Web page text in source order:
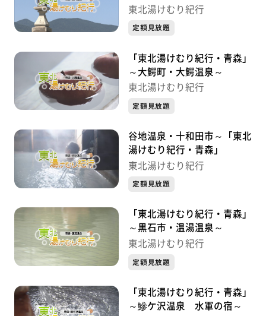
～「東北湯けむり紀行」～
東北湯けむり紀行
定額見放題
「東北湯けむり紀行・青森」
～大鰐町・大鰐温泉～
東北湯けむり紀行
定額見放題
谷地温泉・十和田市～「東北
湯けむり紀行・青森」
東北湯けむり紀行
定額見放題
「東北湯けむり紀行・青森」
～黒石市・温湯温泉～
東北湯けむり紀行
定額見放題
「東北湯けむり紀行・青森」
～鰺ケ沢温泉 水軍の宿～